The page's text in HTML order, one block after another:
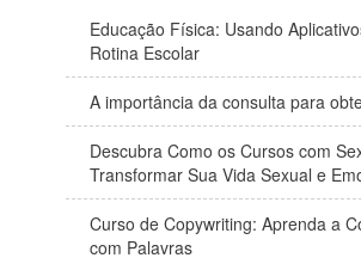
Educação Física: Usando
Rotina Escolar
A importância da consulta para
Descubra Como os Cursos com
Transformar Sua Vida Sexual e
Curso de Copywriting: Aprenda a
com Palavras